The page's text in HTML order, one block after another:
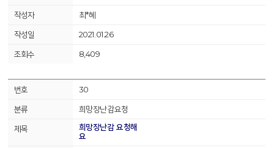
최*혜
2021.01.26
8,409
30
희망장난감요청
희망장난감 요청해
요